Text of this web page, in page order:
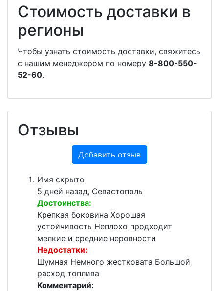
Стоимость доставки в
регионы
Чтобы узнать стоимость доставки, свяжитесь
с нашим менеджером по номеру 8-800-550-
52-60.
Отзывы
Добавить отзыв
Имя скрыто
5 дней назад, Севастополь
Достоинства:
Крепкая боковина Хорошая
устойчивость Неплохо продходит
мелкие и средние неровности
Недостатки:
Шумная Немного жестковата Большой
расход топлива
Комментарий: